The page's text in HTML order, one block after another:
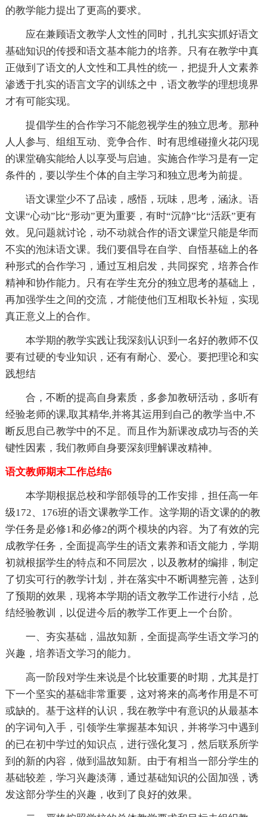
的教学能力提出了更高的要求。
应在兼顾语文教学人文性的同时，扎扎实实抓好语文
基础知识的传授和语文基本能力的培养。只有在教学中真
正做到了语文的人文性和工具性的统一，把提升人文素养
渗透于扎实的语言文字的训练之中，语文教学的理想境界
才有可能实现。
提倡学生的合作学习不能忽视学生的独立思考。那种
人人参与、组组互动、竞争合作、时有思维碰撞火花闪现
的课堂确实能给人以享受与启迪。实施合作学习是有一定
条件的，要以学生个体的自主学习和独立思考为前提。
语文课堂少不了品读，感悟，玩味，思考，涵泳。语
文课“心动”比“形动”更为重要，有时“沉静”比“活跃”更有
效。见问题就讨论，动不动就合作的语文课堂只能是华而
不实的泡沫语文课。我们要倡导在自学、自悟基础上的各
种形式的合作学习，通过互相启发，共同探究，培养合作
精神和协作能力。只有在学生充分的独立思考的基础上，
再加强学生之间的交流，才能使他们互相取长补短，实现
真正意义上的合作。
本学期的教学实践让我深刻认识到一名好的教师不仅
要有过硬的专业知识，还有有耐心、爱心。要把理论和实
践想结
合，不断的提高自身素质，多参加教研活动，多听有
经验老师的课,取其精华,并将其运用到自己的教学当中,不
断反思自己教学中的不足。而且作为新课改成功与否的关
键性因素，我们教师自身要深刻理解课改精神。
语文教师期末工作总结6
本学期根据总校和学部领导的工作安排，担任高一年
级172、176班的语文课教学工作。这学期的语文课的的教
学任务是必修1和必修2的两个模块的内容。为了有效的完
成教学任务，全面提高学生的语文素养和语文能力，学期
初就根据学生的特点和不同层次，以及教材的编排，制定
了切实可行的教学计划，并在落实中不断调整完善，达到
了预期的效果，现将本学期的语文教学工作进行小结，总
结经验教训，以促进今后的教学工作更上一个台阶。
一、夯实基础，温故知新，全面提高学生语文学习的
兴趣，培养语文学习的能力。
高一阶段对学生来说是个比较重要的时期，尤其是打
下一个坚实的基础非常重要，这对将来的高考作用是不可
或缺的。基于这样的认识，我在教学中有意识的从最基本
的字词句入手，引领学生掌握基本知识，并将学习中遇到
的已在初中学过的知识点，进行强化复习，然后联系所学
到的新的内容，做到温故知新。由于有相当一部分学生的
基础较差，学习兴趣淡薄，通过基础知识的公固加强，诱
发这部分学生的兴趣，收到了良好的效果。